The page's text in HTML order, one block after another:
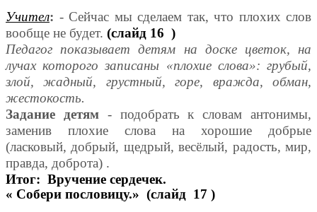
Учител: - Сейчас мы сделаем так, что плохих слов
вообще не будет. (слайд 16 )
Педагог показывает детям на доске цветок, на
лучах которого записаны «плохие слова»: грубый,
злой, жадный, грустный, горе, вражда, обман,
жестокость.
Задание детям- подобрать к словам антонимы,
заменив плохие слова на хорошие добрые
(ласковый, добрый, щедрый, весёлый, радость, мир,
правда, доброта) .
Итог: Вручение сердечек.
« Собери пословицу.» (слайд 17 )